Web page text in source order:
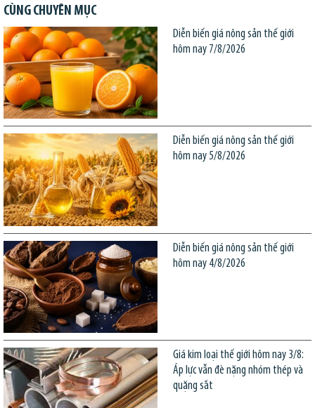
CÙNG CHUYÊN MỤC
Diễn biến giá nông sản thế giới
hôm nay 7/8/2026
Diễn biến giá nông sản thế giới
hôm nay 5/8/2026
Diễn biến giá nông sản thế giới
hôm nay 4/8/2026
Giá kim loại thế giới hôm nay 3/8:
Áp lực vẫn đè nặng nhóm thép và
quặng sắt